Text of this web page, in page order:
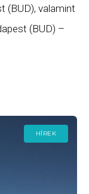
(BUD), valamint
(BUD) –
HÍREK